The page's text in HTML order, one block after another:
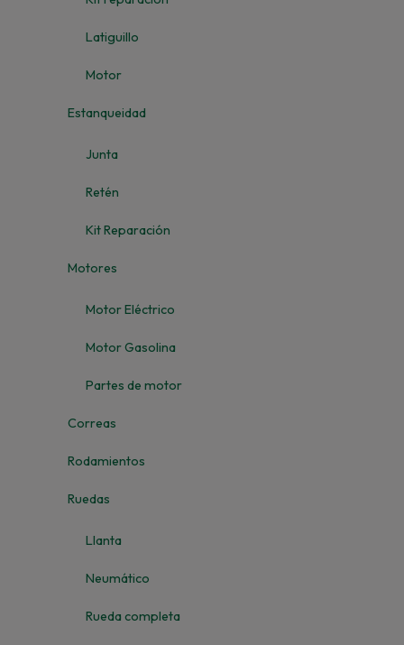
Latiguillo
Motor
Estanqueidad
Junta
Retén
Kit Reparación
Motores
Motor Eléctrico
Motor Gasolina
Partes de motor
Correas
Rodamientos
Ruedas
Llanta
Neumático
Rueda completa